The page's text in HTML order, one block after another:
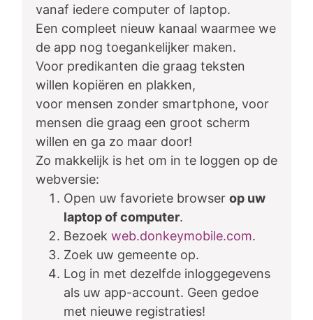
vanaf iedere computer of laptop.
Een compleet nieuw kanaal waarmee we
de app nog toegankelijker maken.
Voor predikanten die graag teksten
willen kopiëren en plakken,
voor mensen zonder smartphone, voor
mensen die graag een groot scherm
willen en ga zo maar door!
Zo makkelijk is het om in te loggen op de
webversie:
Open uw favoriete browser op uw
laptop of computer.
Bezoek web.donkeymobile.com.
Zoek uw gemeente op.
Log in met dezelfde inloggegevens
als uw app-account. Geen gedoe
met nieuwe registraties!